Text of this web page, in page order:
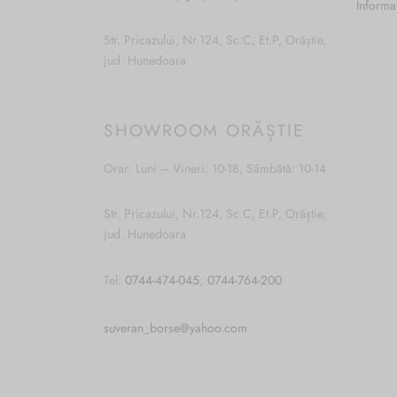
Str. Pricazului, Nr.124, Sc.C, Et.P, Orăștie,
jud. Hunedoara
SHOWROOM ORĂȘTIE
Orar: Luni – Vineri: 10-18, Sâmbătă: 10-14
Str. Pricazului, Nr.124, Sc.C, Et.P, Orăștie,
jud. Hunedoara
Tel: 0744-474-045; 0744-764-200
suveran_borse@yahoo.com